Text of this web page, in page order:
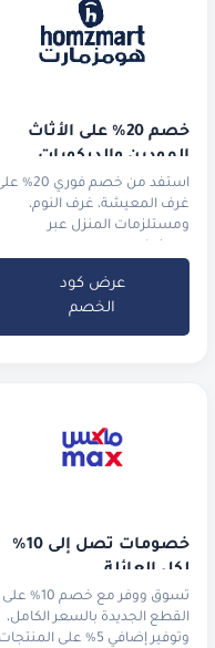
خصم 20% على الأثاث
المودرن والديكورات
استفد من خصم فوري 20% على
غرف المعيشة، غرف النوم،
ومستلزمات المنزل عبر
عرض كود
الخصم
خصومات تصل إلى 10%
لكل العائلة
تسوق ووفر مع خصم 10% على
القطع الجديدة بالسعر الكامل،
وتوفير إضافي 5% على المنتجات